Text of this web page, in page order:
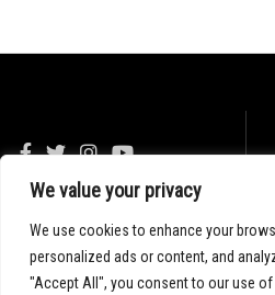
We value your privacy
We use cookies to enhance your
personalized ads or content, and
"Accept All", you consent to our use of
© 2020 - Blog Malpaso